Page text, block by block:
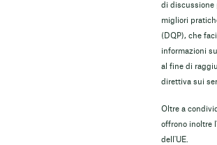
di discussione
migliori
(DQP), che
informazioni
al fine di
direttiva sui
Oltre a
offrono inoltre
dell'UE.